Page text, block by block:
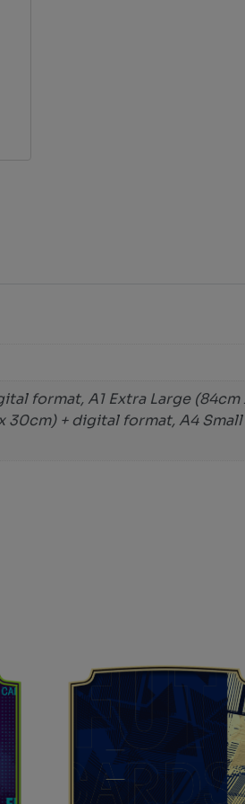
format, A1 Extra Large
30cm) + digital format, A4